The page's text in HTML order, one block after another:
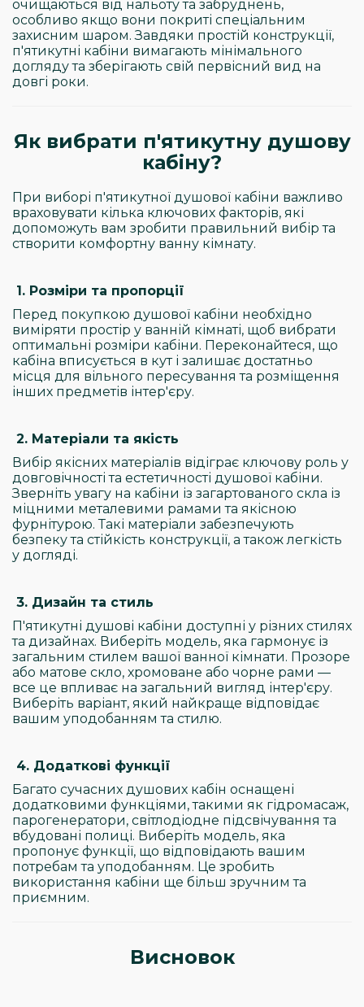
очищаються від нальоту та забруднень,
особливо якщо вони покриті спеціальним
захисним шаром. Завдяки простій конструкції,
п'ятикутні кабіни вимагають мінімального
догляду та зберігають свій первісний вид на
довгі роки.
Як вибрати п'ятикутну душову
кабіну?
При виборі п'ятикутної душової кабіни важливо
враховувати кілька ключових факторів, які
допоможуть вам зробити правильний вибір та
створити комфортну ванну кімнату.
1. Розміри та пропорції
Перед покупкою душової кабіни необхідно
виміряти простір у ванній кімнаті, щоб вибрати
оптимальні розміри кабіни. Переконайтеся, що
кабіна вписується в кут і залишає достатньо
місця для вільного пересування та розміщення
інших предметів інтер'єру.
2. Матеріали та якість
Вибір якісних матеріалів відіграє ключову роль у
довговічності та естетичності душової кабіни.
Зверніть увагу на кабіни із загартованого скла із
міцними металевими рамами та якісною
фурнітурою. Такі матеріали забезпечують
безпеку та стійкість конструкції, а також легкість
у догляді.
3. Дизайн та стиль
П'ятикутні душові кабіни доступні у різних стилях
та дизайнах. Виберіть модель, яка гармонує із
загальним стилем вашої ванної кімнати. Прозоре
або матове скло, хромоване або чорне рами —
все це впливає на загальний вигляд інтер'єру.
Виберіть варіант, який найкраще відповідає
вашим уподобанням та стилю.
4. Додаткові функції
Багато сучасних душових кабін оснащені
додатковими функціями, такими як гідромасаж,
парогенератори, світлодіодне підсвічування та
вбудовані полиці. Виберіть модель, яка
пропонує функції, що відповідають вашим
потребам та уподобанням. Це зробить
використання кабіни ще більш зручним та
приємним.
Висновок